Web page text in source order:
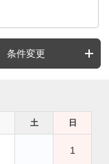
条件変更
土 日
1